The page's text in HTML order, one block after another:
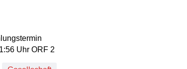
AUT
Uhr in ORF 2
Uhr ORF 2